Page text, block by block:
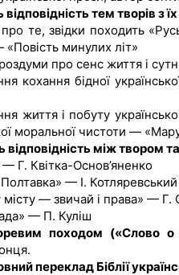
відповідність тем творів з
про те, звідки походить
минулих літ»
про сенс життя і
кохання бідної
життя і побуту
моральної чистоти —
відповідність між твором
Г. Квітка-Основ’яненко
— І. Котляревський
— звичай і права» — Г.
— П. Куліш
походом («Слово
переклад Біблії